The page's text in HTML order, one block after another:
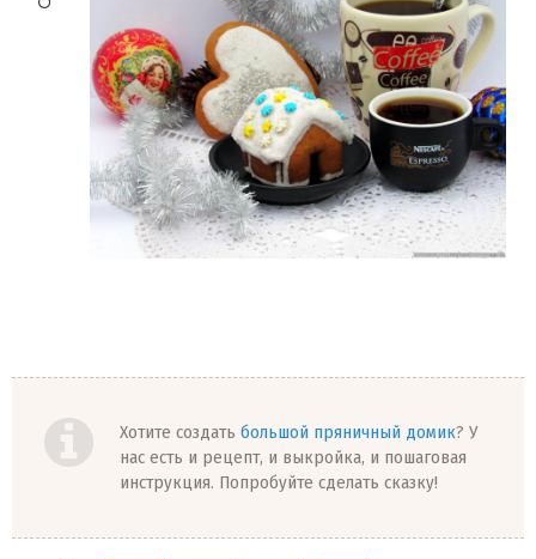
Хотите создать большой пряничный домик? У
нас есть и рецепт, и выкройка, и пошаговая
инструкция. Попробуйте сделать сказку!